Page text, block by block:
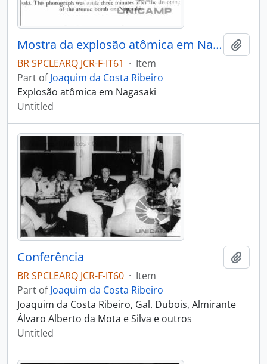
Mostra da explosão atômica em Nagasaki
BR SPCLEARQ JCR-F-IT61 · Item
Part ofJoaquim da Costa Ribeiro
Explosão atômica em Nagasaki
Untitled
Conferência
BR SPCLEARQ JCR-F-IT60 · Item
Part ofJoaquim da Costa Ribeiro
Joaquim da Costa Ribeiro, Gal. Dubois, Almirante
Álvaro Alberto da Mota e Silva e outros
Untitled